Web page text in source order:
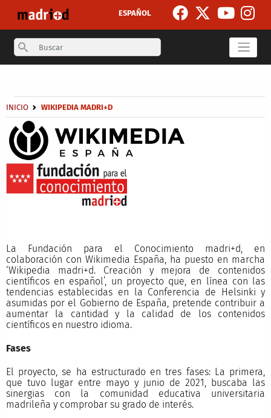
ESPAÑOL
Search
Breadcrumb
INICIO WIKIPEDIA MADRI+D
La Fundación para el Conocimiento madri+d, en
colaboración con Wikimedia España, ha puesto en marcha
‘Wikipedia madri+d. Creación y mejora de contenidos
científicos en español’, un proyecto que, en línea con las
tendencias establecidas en la Conferencia de Helsinki y
asumidas por el Gobierno de España, pretende contribuir a
aumentar la cantidad y la calidad de los contenidos
científicos en nuestro idioma.
Fases
El proyecto, se ha estructurado en tres fases: La primera,
que tuvo lugar entre mayo y junio de 2021, buscaba las
sinergias con la comunidad educativa universitaria
madrileña y comprobar su grado de interés.